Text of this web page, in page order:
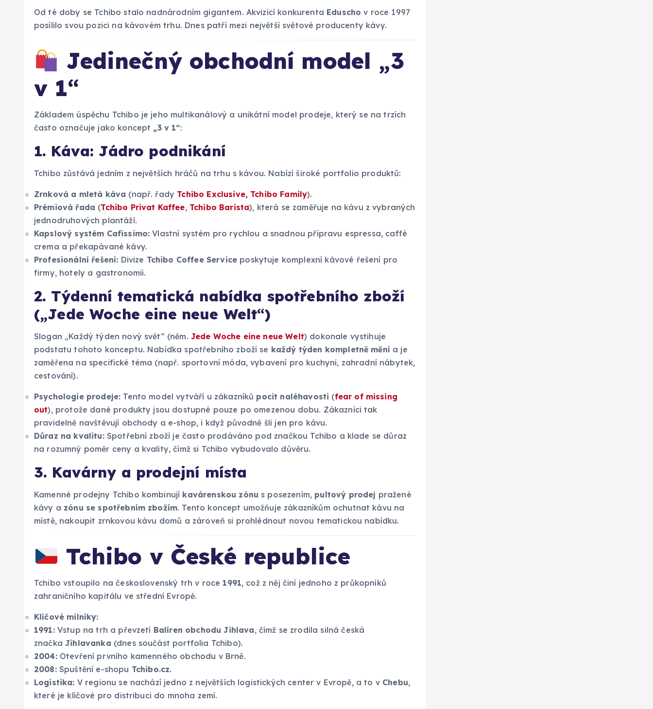
Od té doby se Tchibo stalo nadnárodním gigantem. Akvizicí konkurenta Eduscho v roce 1997
posílilo svou pozici na kávovém trhu. Dnes patří mezi největší světové producenty kávy.
Jedinečný obchodní model „3
v 1“
Základem úspěchu Tchibo je jeho multikanálový a unikátní model prodeje, který se na trzích
často označuje jako koncept „3 v 1“:
1. Káva: Jádro podnikání
Tchibo zůstává jedním z největších hráčů na trhu s kávou. Nabízí široké portfolio produktů:
Zrnková a mletá káva (např. řady Tchibo Exclusive, Tchibo Family).
Prémiová řada (Tchibo Privat Kaffee, Tchibo Barista), která se zaměřuje na kávu z vybraných
jednodruhových plantáží.
Kapslový systém Cafissimo: Vlastní systém pro rychlou a snadnou přípravu espressa, caffè
crema a překapávané kávy.
Profesionální řešení: Divize Tchibo Coffee Service poskytuje komplexní kávové řešení pro
firmy, hotely a gastronomii.
2. Týdenní tematická nabídka spotřebního zboží
(„Jede Woche eine neue Welt“)
Slogan „Každý týden nový svět“ (něm. Jede Woche eine neue Welt) dokonale vystihuje
podstatu tohoto konceptu. Nabídka spotřebního zboží se každý týden kompletně mění a je
zaměřena na specifické téma (např. sportovní móda, vybavení pro kuchyni, zahradní nábytek,
cestování).
Psychologie prodeje: Tento model vytváří u zákazníků pocit naléhavosti (fear of missing
out), protože dané produkty jsou dostupné pouze po omezenou dobu. Zákazníci tak
pravidelně navštěvují obchody a e-shop, i když původně šli jen pro kávu.
Důraz na kvalitu:Spotřební zboží je často prodáváno pod značkou Tchibo a klade se důraz
na rozumný poměr ceny a kvality, čímž si Tchibo vybudovalo důvěru.
3. Kavárny a prodejní místa
Kamenné prodejny Tchibo kombinují kavárenskou zónu s posezením, pultový prodej pražené
kávy a zónu se spotřebním zbožím. Tento koncept umožňuje zákazníkům ochutnat kávu na
místě, nakoupit zrnkovou kávu domů a zároveň si prohlédnout novou tematickou nabídku.
Tchibo v České republice
Tchibo vstoupilo na československý trh v roce 1991, což z něj činí jednoho z průkopníků
zahraničního kapitálu ve střední Evropě.
Klíčové milníky:
1991:Vstup na trh a převzetí Balíren obchodu Jihlava, čímž se zrodila silná česká
značkaJihlavanka (dnes součást portfolia Tchibo).
2004:Otevření prvního kamenného obchodu v Brně.
2008:Spuštění e-shopu Tchibo.cz.
Logistika: V regionu se nachází jedno z největších logistických center v Evropě, a to v Chebu,
které je klíčové pro distribuci do mnoha zemí.